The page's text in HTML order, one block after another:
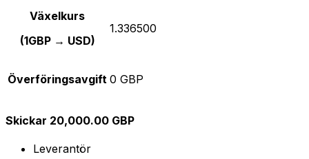
Växelkurs
(1GBP → USD)
1.336500
Överföringsavgift 0 GBP
Skickar 20,000.00 GBP
Leverantör